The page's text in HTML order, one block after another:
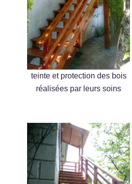
teinte et protection des bois
réalisées par leurs soins